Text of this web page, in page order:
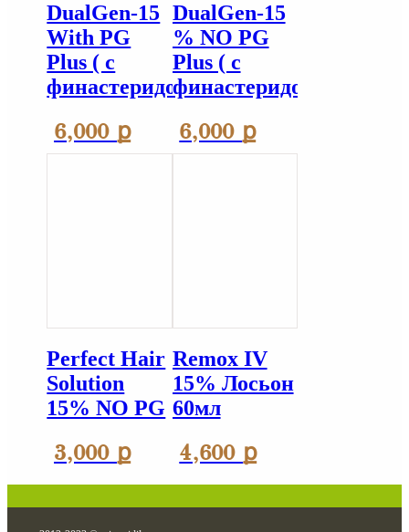
DualGen-15
With PG
Plus ( с
финастеридом)
6,000 ք
DualGen-15
% NO PG
Plus ( с
финастеридом.)
6,000 ք
Perfect Hair
Solution
15% NO PG
3,000 ք
Remox IV
15% Лосьон
60мл
4,600 ք